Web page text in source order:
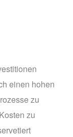
einen hohen
zu
zu